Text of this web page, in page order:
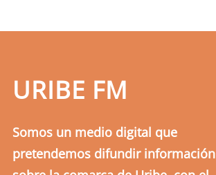
URIBE FM
Somos un medio digital que
pretendemos difundir información